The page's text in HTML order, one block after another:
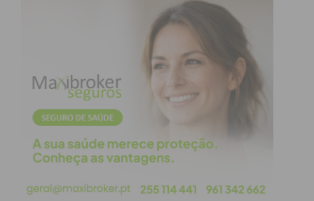
“não enferma em irregularidades”, invocando a
prerrogativa legal de escolha. Em 17 de março, o
Presidente do PSD concelhio, Miguel Pereira,
publicou uma carta aberta a pedir que Jocelino
Moreira optasse por uma das funções, referindo e
criticando essa resposta da autarquia. Em 20 de
março, os onze Presidentes de Junta do PSD
formalizaram o comunicado conjunto. Até ao fecho
de reação pública do PS de Paços de Ferreira,